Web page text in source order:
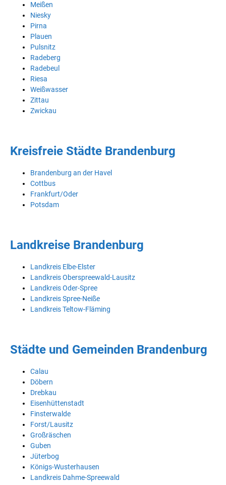
Meißen
Niesky
Pirna
Plauen
Pulsnitz
Radeberg
Radebeul
Riesa
Weißwasser
Zittau
Zwickau
Kreisfreie Städte Brandenburg
Brandenburg an der Havel
Cottbus
Frankfurt/Oder
Potsdam
Landkreise Brandenburg
Landkreis Elbe-Elster
Landkreis Oberspreewald-Lausitz
Landkreis Oder-Spree
Landkreis Spree-Neiße
Landkreis Teltow-Fläming
Städte und Gemeinden Brandenburg
Calau
Döbern
Drebkau
Eisenhüttenstadt
Finsterwalde
Forst/Lausitz
Großräschen
Guben
Jüterbog
Königs-Wusterhausen
Landkreis Dahme-Spreewald